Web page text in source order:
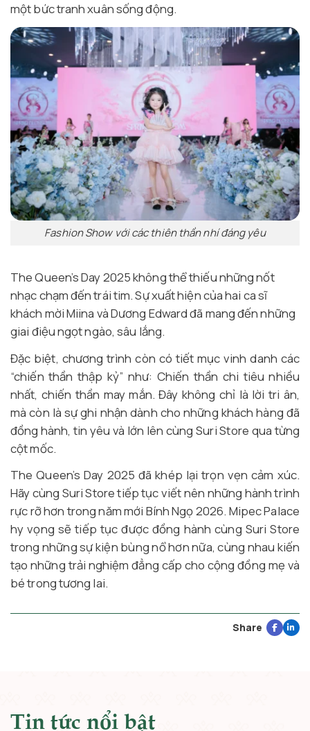
một bức tranh xuân sống động.
Fashion Show với các thiên thần nhí đáng yêu
The Queen’s Day 2025 không thể thiếu những nốt
nhạc chạm đến trái tim. Sự xuất hiện của hai ca sĩ
khách mời Miina và Dương Edward đã mang đến những
giai điệu ngọt ngào, sâu lắng.
Đặc biệt, chương trình còn có tiết mục vinh danh các
“chiến thần thập kỷ” như: Chiến thần chi tiêu nhiều
nhất, chiến thần may mắn. Đây không chỉ là lời tri ân,
mà còn là sự ghi nhận dành cho những khách hàng đã
đồng hành, tin yêu và lớn lên cùng Suri Store qua từng
cột mốc.
The Queen’s Day 2025 đã khép lại trọn vẹn cảm xúc.
Hãy cùng Suri Store tiếp tục viết nên những hành trình
rực rỡ hơn trong năm mới Bính Ngọ 2026. Mipec Palace
hy vọng sẽ tiếp tục được đồng hành cùng Suri Store
trong những sự kiện bùng nổ hơn nữa, cùng nhau kiến
tạo những trải nghiệm đẳng cấp cho cộng đồng mẹ và
bé trong tương lai.
Share
Tin tức nổi bật